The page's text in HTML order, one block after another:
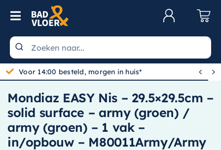
Skip to content
Toggle Navigation
Wastafels
Toiletten
Spiegels
Kranen
Douche
Gratis bezorgd vanaf 100,-
 
Mondiaz EASY Nis – 29.5×29.5cm –
solid surface – army (groen) /
army (groen) – 1 vak –
in/opbouw – M80011Army/Army